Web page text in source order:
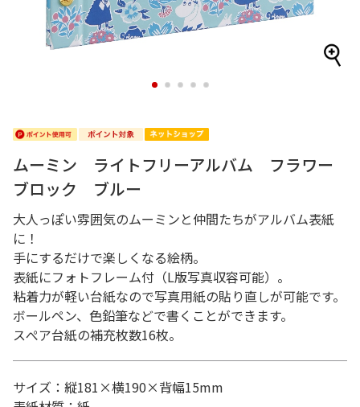
1 2 3 4 5
ムーミン ライトフリーアルバム フラワー
ブロック ブルー
大人っぽい雰囲気のムーミンと仲間たちがアルバム表紙
に！
手にするだけで楽しくなる絵柄。
表紙にフォトフレーム付（L版写真収容可能）。
粘着力が軽い台紙なので写真用紙の貼り直しが可能です。
ボールペン、色鉛筆などで書くことができます。
スぺア台紙の補充枚数16枚。
サイズ：縦181×横190×背幅15mm